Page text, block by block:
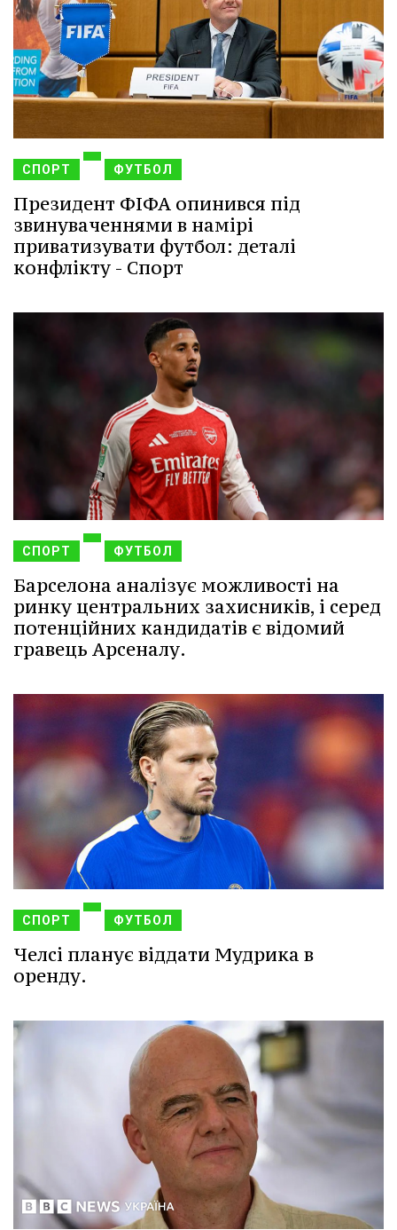
СПОРТ ФУТБОЛ
Президент ФІФА опинився під
звинуваченнями в намірі
приватизувати футбол: деталі
конфлікту - Спорт
СПОРТ ФУТБОЛ
Барселона аналізує можливості на
ринку центральних захисників, і серед
потенційних кандидатів є відомий
гравець Арсеналу.
СПОРТ ФУТБОЛ
Челсі планує віддати Мудрика в
оренду.